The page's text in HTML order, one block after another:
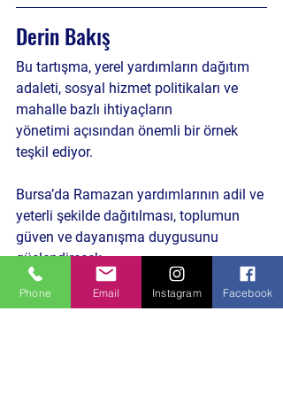
Derin Bakış
Bu tartışma, yerel yardımların dağıtım
adaleti, sosyal hizmet politikaları ve
mahalle bazlı ihtiyaçların
yönetimi açısından önemli bir örnek
teşkil ediyor.
Bursa’da Ramazan yardımlarının adil ve
yeterli şekilde dağıtılması, toplumun
güven ve dayanışma duygusunu
güçlendirecek.
Daha Önceci Benzer içeriklere Göz atın
Phone Email Instagram Facebook